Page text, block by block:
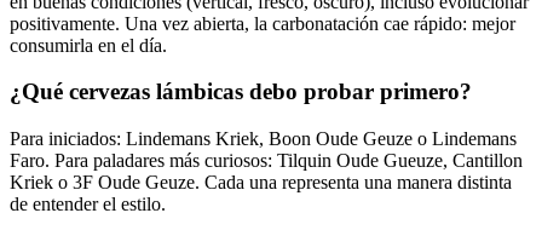
positivamente. Una vez abierta, la carbonatación cae rápido: mejor
consumirla en el día.
¿Qué cervezas lámbicas debo probar primero?
Para iniciados: Lindemans Kriek, Boon Oude Geuze o Lindemans
Faro. Para paladares más curiosos: Tilquin Oude Gueuze, Cantillon
Kriek o 3F Oude Geuze. Cada una representa una manera distinta
de entender el estilo.